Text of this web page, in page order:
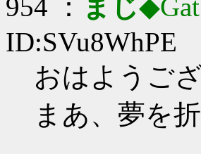
954 ： まじ
ID:SVu8WhPE
おはようご
まあ、夢を